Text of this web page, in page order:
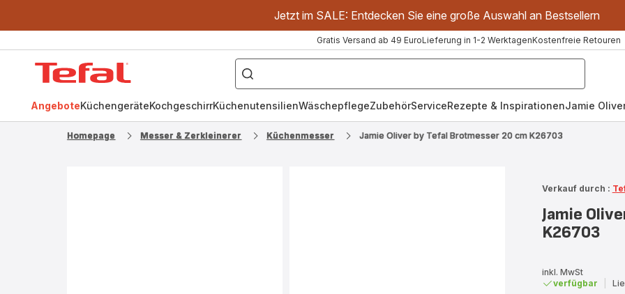
Jetzt im SALE: Entdecken Sie eine große Auswahl an Bestsellern
Gratis Versand ab 49 EuroLieferung in 1-2 WerktagenKostenfreie Retouren
["OptiGrill","Easy
Fry","Pfanne"]
AngeboteKüchengeräteKochgeschirrKüchenutensilienWäschepflegeZubehörServiceRezepte & InspirationenJamie
Homepage Messer & Zerkleinerer Küchenmesser Jamie Oliver by Tefal Brotmesser 20 cm K26703
Verkauf durch :
Jamie
K26703
inkl. MwSt
verfügbar